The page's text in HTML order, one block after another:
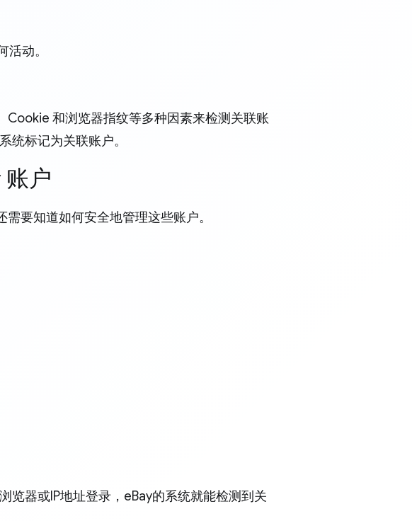
动。
Cookie 和浏览器指纹等多种因素来检测关联账
统标记为关联账户。
户
要知道如何安全地管理这些账户。
览器或IP地址登录，eBay的系统就能检测到关